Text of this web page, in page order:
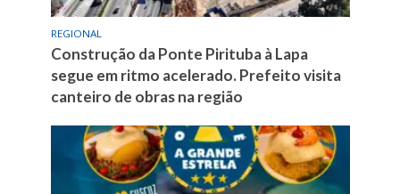
REGIONAL
Construção da Ponte Pirituba à Lapa
segue em ritmo acelerado. Prefeito visita
canteiro de obras na região